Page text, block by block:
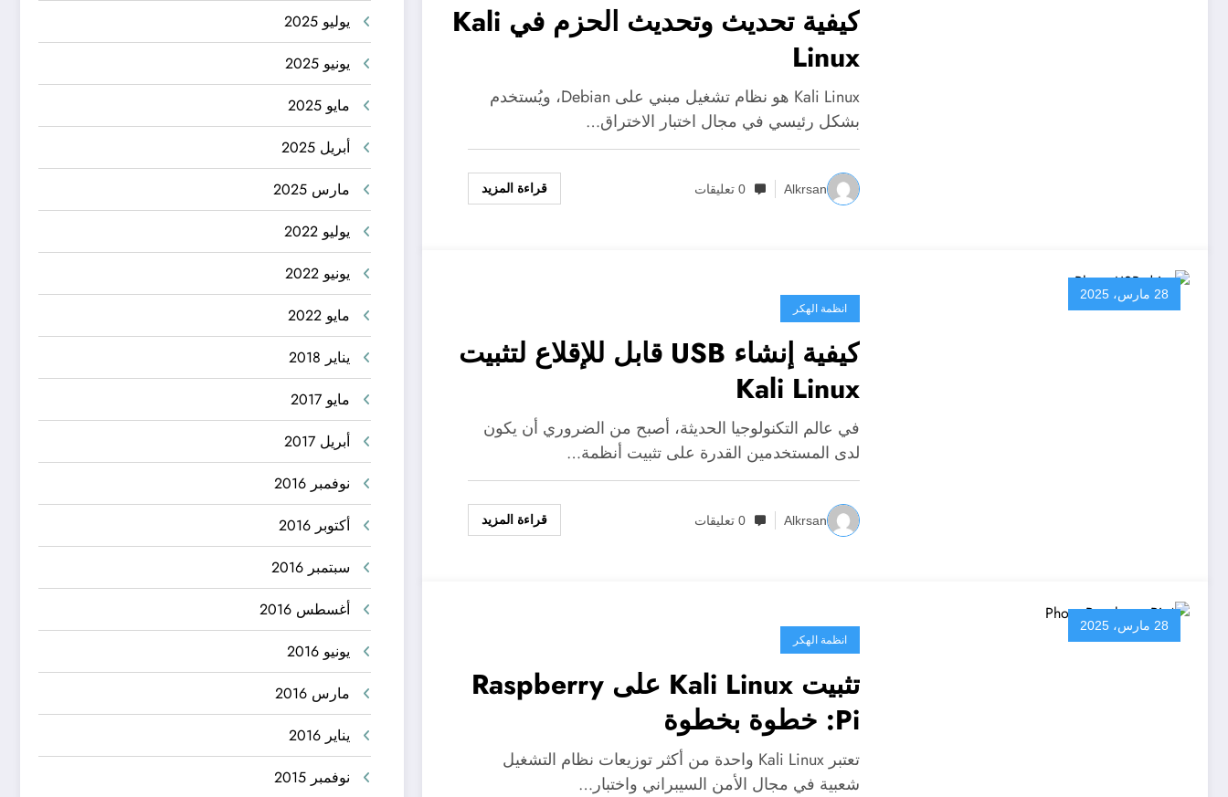
كيفية تحديث وتحديث الحزم في Kali
Linux
Kali Linux هو نظام تشغيل مبني على Debian، ويُستخدم
بشكل رئيسي في مجال اختبار الاختراق…
Alkrsan 0 تعليقات قراءة المزيد
28 مارس، 2025
انظمة الهكر
كيفية إنشاء USB قابل للإقلاع لتثبيت
Kali Linux
في عالم التكنولوجيا الحديثة، أصبح من الضروري أن يكون
لدى المستخدمين القدرة على تثبيت أنظمة…
Alkrsan 0 تعليقات قراءة المزيد
28 مارس، 2025
انظمة الهكر
تثبيت Kali Linux على Raspberry
Pi: خطوة بخطوة
تعتبر Kali Linux واحدة من أكثر توزيعات نظام التشغيل
شعبية في مجال الأمن السيبراني واختبار…
يوليو 2025
يونيو 2025
مايو 2025
أبريل 2025
مارس 2025
يوليو 2022
يونيو 2022
مايو 2022
يناير 2018
مايو 2017
أبريل 2017
نوفمبر 2016
أكتوبر 2016
سبتمبر 2016
أغسطس 2016
يونيو 2016
مارس 2016
يناير 2016
نوفمبر 2015